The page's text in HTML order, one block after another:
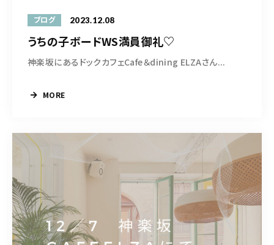
ブログ 2023.12.08
うちの子ボードWS満員御礼♡
神楽坂にあるドックカフェCafe＆dining ELZAさん...
MORE